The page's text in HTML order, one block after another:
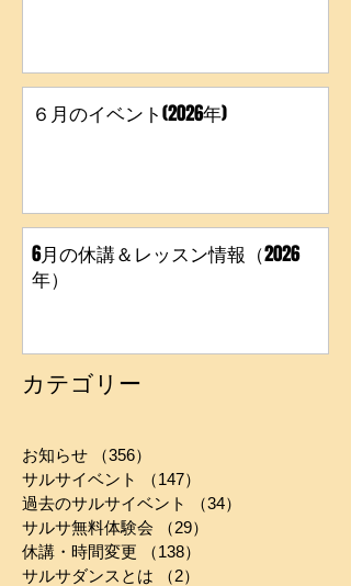
６月のイベント(2026年)
6月の休講＆レッスン情報（2026
年）
カテゴリー
お知らせ （356）
サルサイベント
（147）
過去のサルサイベント
（34）
サルサ無料体験会
（29）
休講・時間変更
（138）
サルサダンスとは
（2）